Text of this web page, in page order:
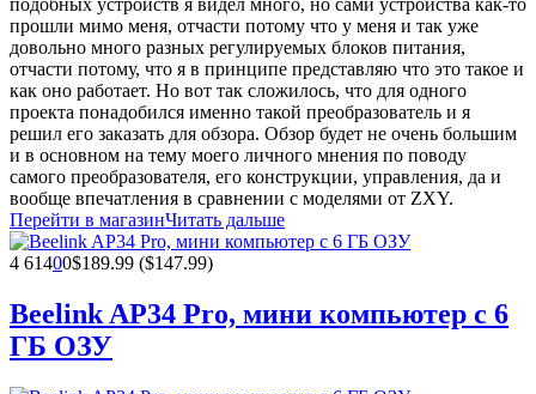
подобных устройств я видел много, но сами устройства как-то
прошли мимо меня, отчасти потому что у меня и так уже
довольно много разных регулируемых блоков питания,
отчасти потому, что я в принципе представляю что это такое и
как оно работает. Но вот так сложилось, что для одного
проекта понадобился именно такой преобразователь и я
решил его заказать для обзора. Обзор будет не очень большим
и в основном на тему моего личного мнения по поводу
самого преобразователя, его конструкции, управления, да и
вообще впечатления в сравнении с моделями от ZXY.
Перейти в магазинЧитать дальше
4 61400$189.99 ($147.99)
Beelink AP34 Pro, мини компьютер с 6
ГБ ОЗУ